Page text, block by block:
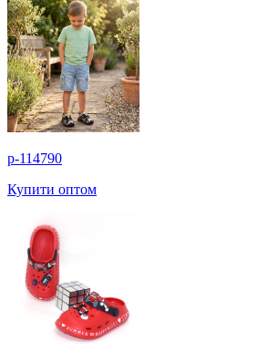
p-114790
Купити оптом